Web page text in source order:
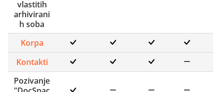
vlastitih
arhivirani
h soba
Korpa
Kontakti
Pozivanje